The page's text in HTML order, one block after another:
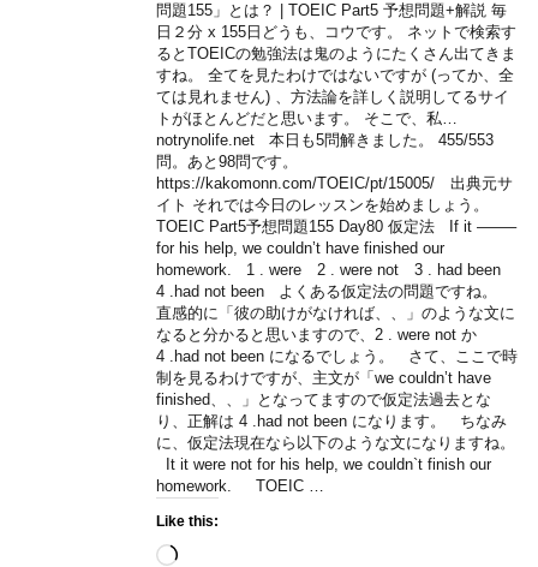
問題155」とは？ | TOEIC Part5 予想問題+解説 毎
日２分 x 155日どうも、コウです。 ネットで検索す
るとTOEICの勉強法は鬼のようにたくさん出てきま
すね。 全てを見たわけではないですが (ってか、全
ては見れません) 、方法論を詳しく説明してるサイ
トがほとんどだと思います。 そこで、私…
notrynolife.net 本日も5問解きました。 455/553
問。あと98問です。
https://kakomonn.com/TOEIC/pt/15005/ 出典元サ
イト それでは今日のレッスンを始めましょう。
TOEIC Part5予想問題155 Day80 仮定法 If it ——–
for his help, we couldn’t have finished our
homework. 1 . were 2 . were not 3 . had been
4 .had not been よくある仮定法の問題ですね。
直感的に「彼の助けがなければ、、」のような文に
なると分かると思いますので、2 . were not か
4 .had not been になるでしょう。 さて、ここで時
制を見るわけですが、主文が「we couldn’t have
finished、、」となってますので仮定法過去とな
り、正解は 4 .had not been になります。 ちなみ
に、仮定法現在なら以下のような文になりますね。
It it were not for his help, we couldn`t finish our
homework. TOEIC …
Like this:
Loading…